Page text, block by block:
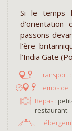
Si le temps
passons
l’ère
l’India Gate
Repas :
restaurant